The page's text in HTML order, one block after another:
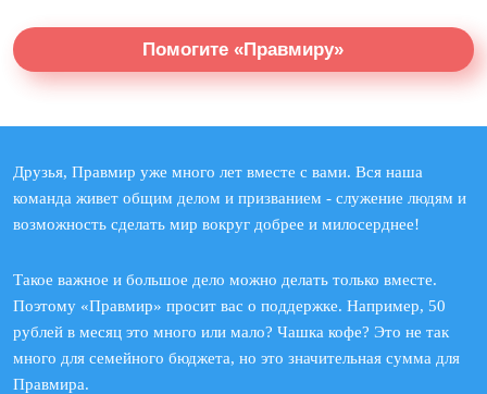
Помогите «Правмиру»
Друзья, Правмир уже много лет вместе с вами. Вся наша
команда живет общим делом и призванием - служение людям и
возможность сделать мир вокруг добрее и милосерднее!
Такое важное и большое дело можно делать только вместе.
Поэтому «Правмир» просит вас о поддержке. Например, 50
рублей в месяц это много или мало? Чашка кофе? Это не так
много для семейного бюджета, но это значительная сумма для
Правмира.